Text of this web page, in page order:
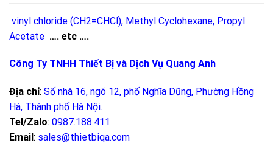
vinyl chloride (CH2=CHCl), Methyl Cyclohexane, Propyl
Acetate …. etc ….
Công Ty TNHH Thiết Bị và Dịch Vụ Quang Anh
Địa chỉ: Số nhà 16, ngõ 12, phố Nghĩa Dũng, Phường Hồng
Hà, Thành phố Hà Nội.
Tel/Zalo: 0987.188.411
Email : sales@thietbiqa.com